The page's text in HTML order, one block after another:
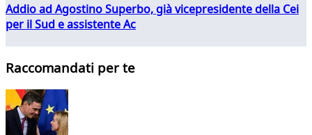
Addio ad Agostino Superbo, già vicepresidente della Cei
per il Sud e assistente Ac
Raccomandati per te